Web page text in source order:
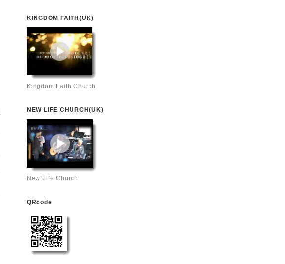
KINGDOM FAITH(UK)
Kingdom Faith Church
NEW LIFE CHURCH(UK)
New Life Church
QRcode